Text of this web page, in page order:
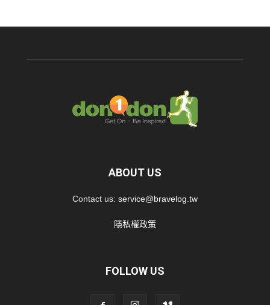
ABOUT US
Contact us: service@bravelog.tw
隱私權政策
FOLLOW US